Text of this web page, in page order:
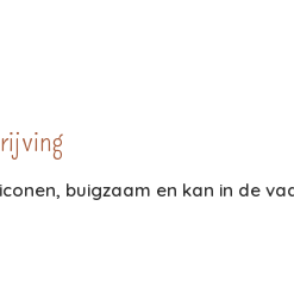
buigzaam en kan in de